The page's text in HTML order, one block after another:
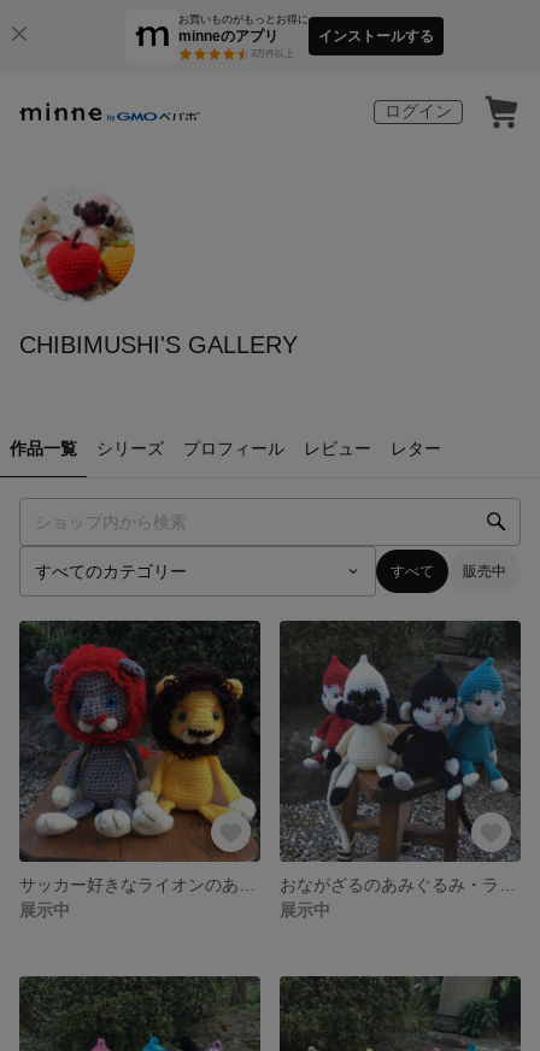
お買いものがもっとお得に
minneのアプリ
3万件以上
インストールする
ログイン
CHIBIMUSHI'S GALLERY
作品一覧 シリーズ プロフィール レビュー レター
すべて 販売中
展示中
展示中